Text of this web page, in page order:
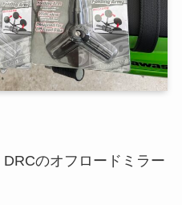
のオフロードミラー